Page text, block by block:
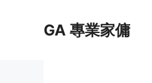
GA 專業家傭